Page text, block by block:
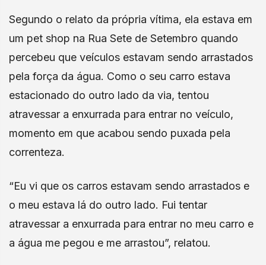
Segundo o relato da própria vítima, ela estava em
um pet shop na Rua Sete de Setembro quando
percebeu que veículos estavam sendo arrastados
pela força da água. Como o seu carro estava
estacionado do outro lado da via, tentou
atravessar a enxurrada para entrar no veículo,
momento em que acabou sendo puxada pela
correnteza.
“Eu vi que os carros estavam sendo arrastados e
o meu estava lá do outro lado. Fui tentar
atravessar a enxurrada para entrar no meu carro e
a água me pegou e me arrastou”, relatou.